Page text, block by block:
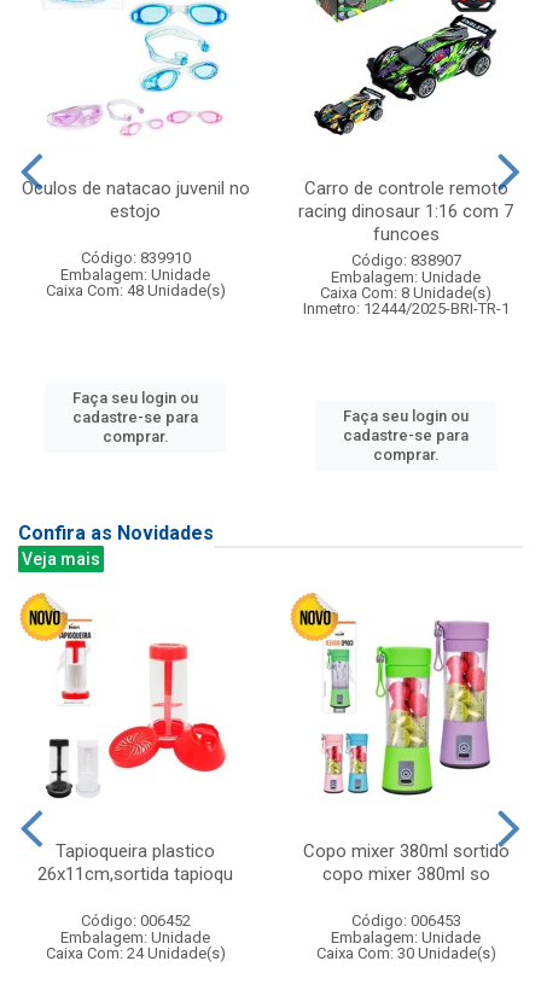
Oculos de natacao juvenil no
estojo
Código: 839910
Embalagem: Unidade
Caixa Com: 48 Unidade(s)
Faça seu login ou
cadastre-se para
comprar.
Carro de controle remoto
racing dinosaur 1:16 com 7
funcoes
Código: 838907
Embalagem: Unidade
Caixa Com: 8 Unidade(s)
Inmetro: 12444/2025-BRI-TR-1
Faça seu login ou
cadastre-se para
comprar.
Confira as Novidades
Veja mais
Tapioqueira plastico
26x11cm,sortida tapioqu
Código: 006452
Embalagem: Unidade
Caixa Com: 24 Unidade(s)
Copo mixer 380ml sortido
copo mixer 380ml so
Código: 006453
Embalagem: Unidade
Caixa Com: 30 Unidade(s)